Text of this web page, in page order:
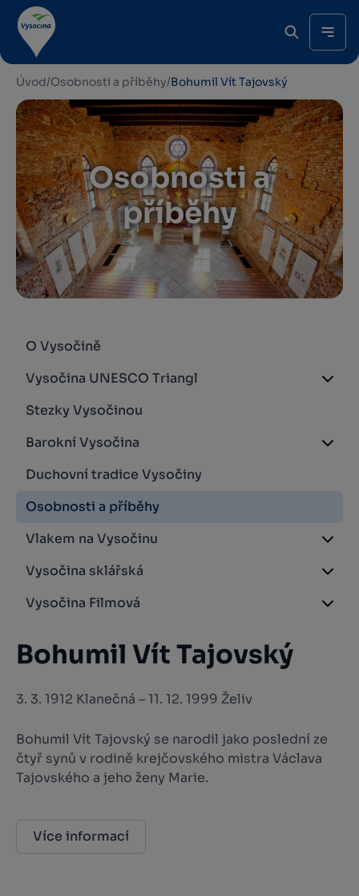
Úvod/Osobnosti a příběhy/Bohumil Vít Tajovský
Osobnosti a
příběhy
O Vysočině
Vysočina UNESCO Triangl
Stezky Vysočinou
Barokní Vysočina
Duchovní tradice Vysočiny
Osobnosti a příběhy
Vlakem na Vysočinu
Vysočina sklářská
Vysočina Filmová
Bohumil Vít Tajovský
3. 3. 1912 Klanečná – 11. 12. 1999 Želiv
Bohumil Vít Tajovský se narodil jako poslední ze
čtyř synů v rodině krejčovského mistra Václava
Tajovského a jeho ženy Marie.
Více informací